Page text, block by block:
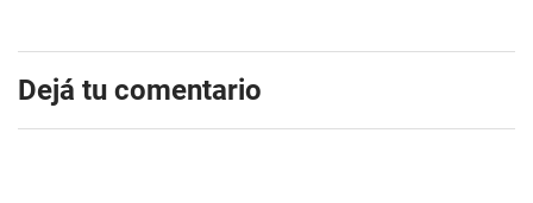
Dejá tu comentario